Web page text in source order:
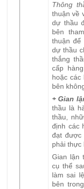
Thông
thuận về
dự thầu
bên
thuận để
dự thầu
thắng
cấp
hoặc các
bên
+ Gian
thầu là
thầu,
định các
đạt được
phải thực
Gian lận
cụ thể
làm sai
bên